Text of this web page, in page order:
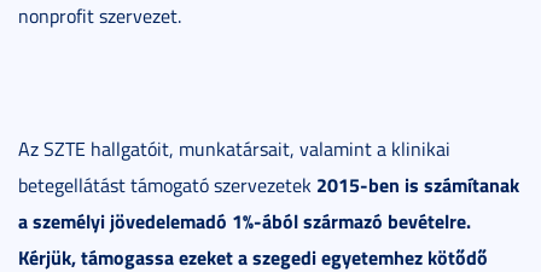
nonprofit szervezet.
Az SZTE hallgatóit, munkatársait, valamint a klinikai
betegellátást támogató szervezetek 2015-ben is számítanak
a személyi jövedelemadó 1%-ából származó bevételre.
Kérjük, támogassa ezeket a szegedi egyetemhez kötődő